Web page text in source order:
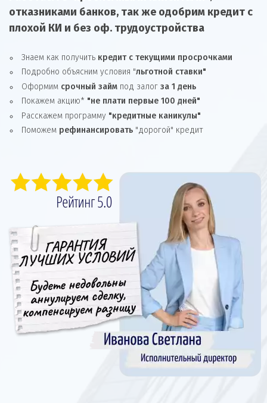
отказниками банков, так же одобрим кредит с
плохой КИ и без оф. трудоустройства
Знаем как получить кредит с текущими просрочками
Подробно объясним условия "льготной ставки"
Оформим срочный займ под залог за 1 день
Покажем акцию* "не плати первые 100 дней"
Расскажем программу "кредитные каникулы"
Поможем рефинансировать "дорогой" кредит